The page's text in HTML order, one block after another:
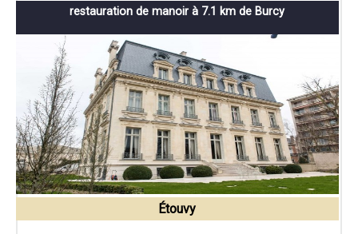
restauration de manoir à 7.1 km de Burcy
Étouvy